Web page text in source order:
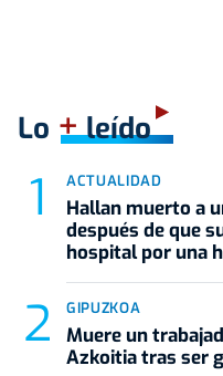
Lo +leído
ACTUALIDAD
Hallan muerto a
después de que
hospital por una
GIPUZKOA
Muere un
Azkoitia tras ser